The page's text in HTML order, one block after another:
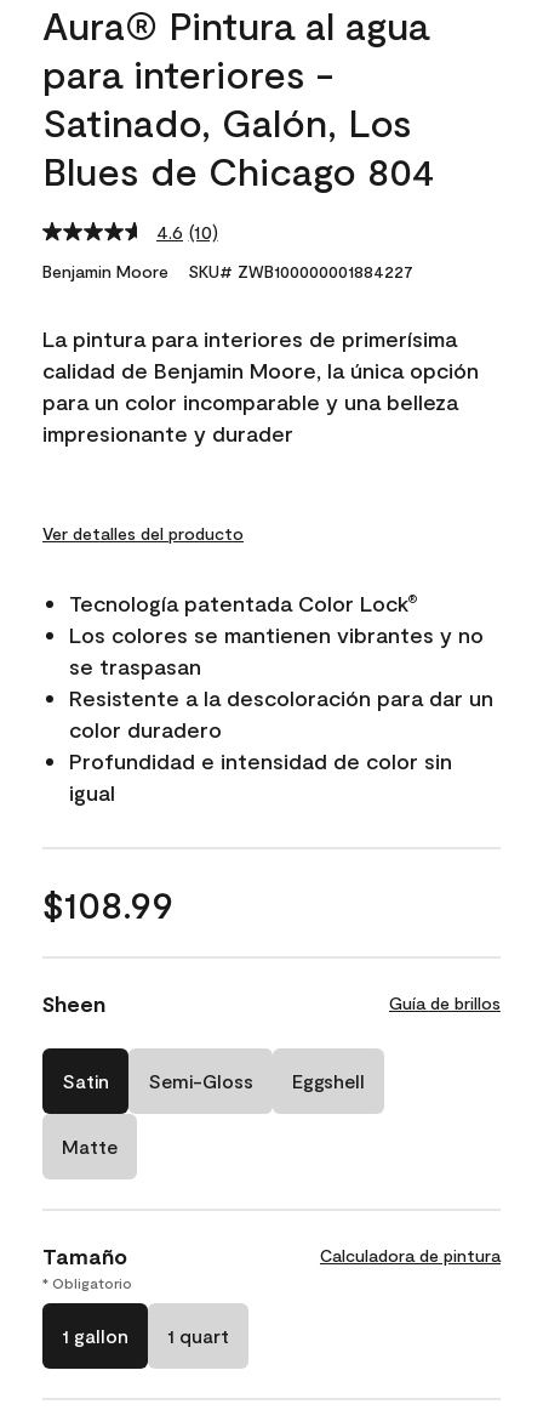
Aura® Pintura al agua
para interiores -
Satinado, Galón, Los
Blues de Chicago 804
4.6 Read
10
Reviews.
link.
(10)
Benjamin Moore SKU# ZWB100000001884227
La pintura para interiores de primerísima
calidad de Benjamin Moore, la única opción
para un color incomparable y una belleza
impresionante y durader
Ver detalles del producto
Tecnología patentada Color Lock®
Los colores se mantienen vibrantes y no
se traspasan
Resistente a la descoloración para dar un
color duradero
Profundidad e intensidad de color sin
igual
$108.99
Sheen Guía de brillos
Satin Semi-Gloss Eggshell
Matte
Tamaño Calculadora de pintura
* Obligatorio
1 gallon 1 quart